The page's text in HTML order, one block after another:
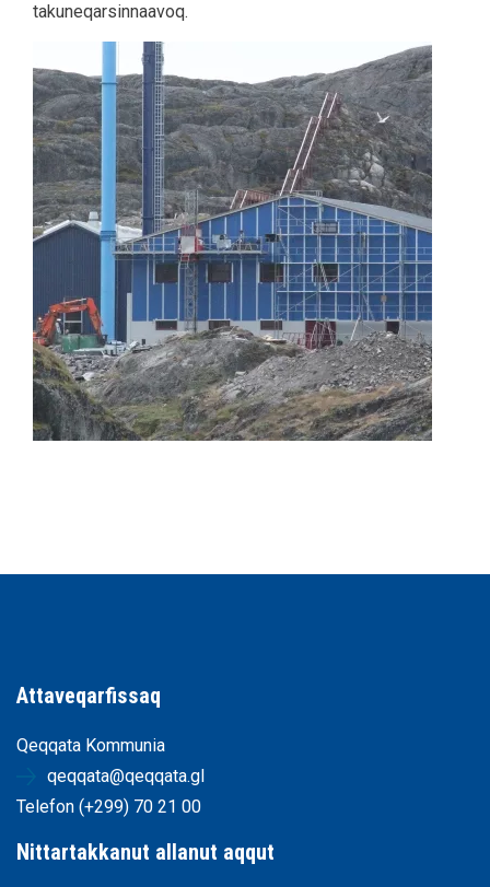
takuneqarsinnaavoq.
Attaveqarfissaq
Qeqqata Kommunia
qeqqata@qeqqata.gl
Telefon (+299) 70 21 00
Nittartakkanut allanut aqqut